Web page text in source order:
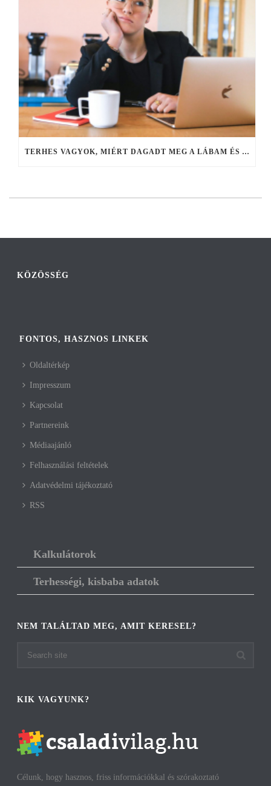
TERHES VAGYOK, MIÉRT DAGADT MEG A LÁBAM ÉS A KEZEM – VÍZVISSZATARTÁS ÉS ÖDÉMA A TERHESSÉG ALATT
KÖZÖSSÉG
FONTOS, HASZNOS LINKEK
Oldaltérkép
Impresszum
Kapcsolat
Partnereink
Médiaajánló
Felhasználási feltételek
Adatvédelmi tájékoztató
RSS
Kalkulátorok
Terhességi, kisbaba adatok
NEM TALÁLTAD MEG, AMIT KERESEL?
KIK VAGYUNK?
Célunk, hogy hasznos, friss információkkal és szórakoztató